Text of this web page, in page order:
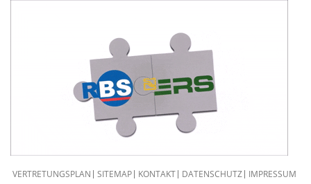
VERTRETUNGSPLAN SITEMAP KONTAKT DATENSCHUTZ IMPRESSUM